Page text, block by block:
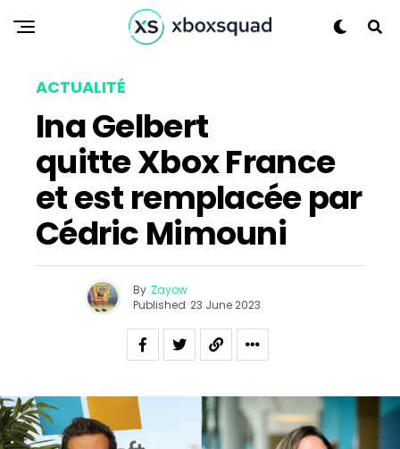
ACTUALITÉ
Ina Gelbert
quitte Xbox France
et est remplacée par
Cédric Mimouni
By Zayow
Published 23 June 2023